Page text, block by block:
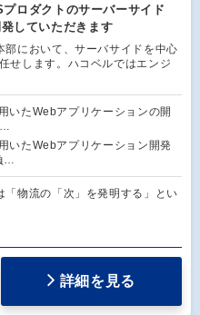
ロダクトのサーバーサイド
していただきます
において、サーバサイドを中心
せします。ハコベルではエンジ
いたWebアプリケーションの開
いたWebアプリケーション開発
…
物流の「次」を発明する」とい
詳細を見る